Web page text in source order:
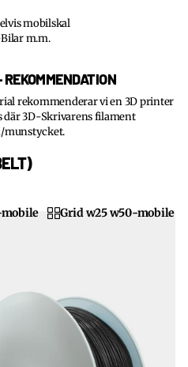
mobilskal
m.m.
rekommenderar vi en 3D printer
där 3D-Skrivarens filament
munstycket.
mobile
Grid w25 w50-mobile